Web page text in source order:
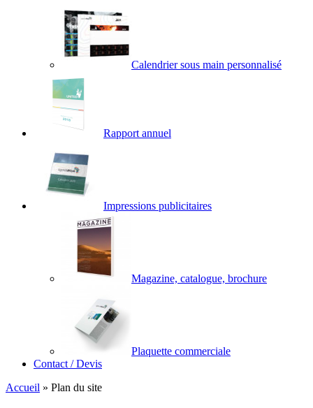
Calendrier sous main personnalisé
Rapport annuel
Impressions publicitaires
Magazine, catalogue, brochure
Plaquette commerciale
Contact / Devis
Accueil » Plan du site